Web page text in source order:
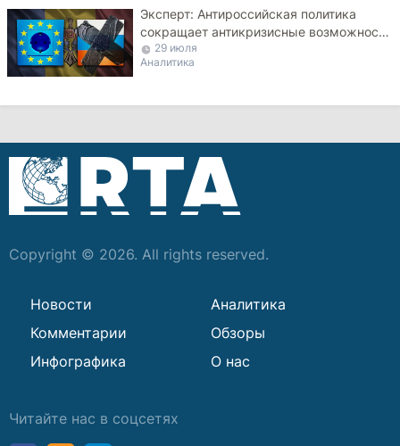
Эксперт: Антироссийская политика
сокращает антикризисные возможности
Молдовы
29 июля
Аналитика
Copyright © 2026. All rights reserved.
Новости
Аналитика
Комментарии
Обзоры
Инфографика
О нас
Читайте нас в соцсетях